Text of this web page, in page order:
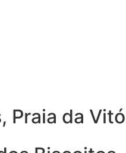
Praia da